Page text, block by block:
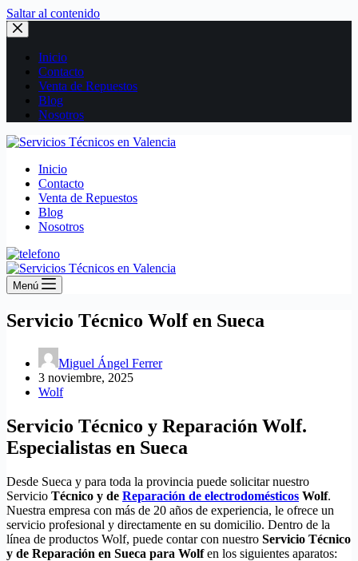
Saltar al contenido
Inicio
Contacto
Venta de Repuestos
Blog
Nosotros
Inicio
Contacto
Venta de Repuestos
Blog
Nosotros
Menú
Servicio Técnico Wolf en Sueca
Miguel Ángel Ferrer
3 noviembre, 2025
Wolf
Servicio Técnico y Reparación Wolf.
Especialistas en Sueca
Desde Sueca y para toda la provincia puede solicitar nuestro
Servicio Técnico y de Reparación de electrodomésticos Wolf.
Nuestra empresa con más de 20 años de experiencia, le ofrece un
servicio profesional y directamente en su domicilio. Dentro de la
línea de productos Wolf, puede contar con nuestro Servicio Técnico
y de Reparación en Sueca para Wolfen los siguientes aparatos: